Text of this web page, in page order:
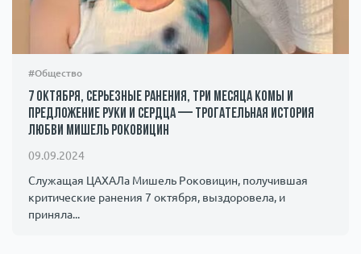
#Общество
7 октября, серьезные ранения, три месяца комы и
предложение руки и сердца — трогательная история
любви Мишель Роковицин
09.09.2024
Служащая ЦАХАЛа Мишель Роковицин, получившая
критические ранения 7 октября, выздоровела, и
приняла...